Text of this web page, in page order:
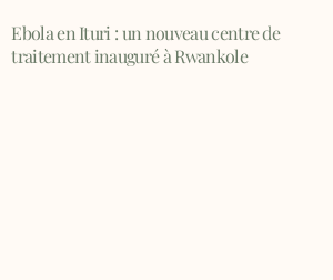
Ebola en Ituri : un nouveau centre de
traitement inauguré à Rwankole